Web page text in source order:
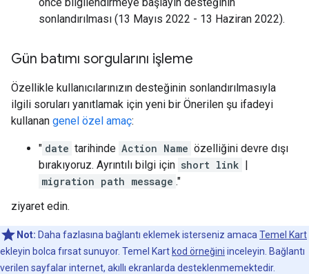
sonlandırılması (13 Mayıs 2022 - 13 Haziran 2022).
Gün batımı sorgularını işleme
Özellikle kullanıcılarınızın desteğinin sonlandırılmasıyla
ilgili soruları yanıtlamak için yeni bir Önerilen şu ifadeyi
kullanan genel özel amaç:
" date tarihinde Action Name özelliğini devre dışı
bırakıyoruz. Ayrıntılı bilgi için short link |
migration path message ."
ziyaret edin.
Not: Daha fazlasına bağlantı eklemek isterseniz amaca Temel Kart
ekleyin bolca fırsat sunuyor. Temel Kart kod örneğini inceleyin. Bağlantı
verilen sayfalar internet, akıllı ekranlarda desteklenmemektedir.